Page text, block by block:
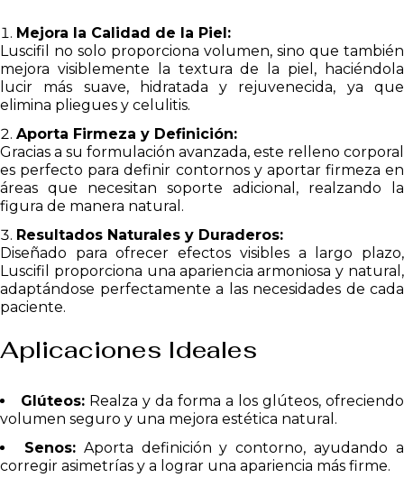
Mejora la Calidad de la Piel:
Luscifil no solo proporciona volumen, sino que también
mejora visiblemente la textura de la piel, haciéndola
lucir más suave, hidratada y rejuvenecida, ya que
elimina pliegues y celulitis.
Aporta Firmeza y Definición:
Gracias a su formulación avanzada, este relleno corporal
es perfecto para definir contornos y aportar firmeza en
áreas que necesitan soporte adicional, realzando la
figura de manera natural.
Resultados Naturales y Duraderos:
Diseñado para ofrecer efectos visibles a largo plazo,
Luscifil proporciona una apariencia armoniosa y natural,
adaptándose perfectamente a las necesidades de cada
paciente.
Aplicaciones Ideales
Glúteos: Realza y da forma a los glúteos, ofreciendo
volumen seguro y una mejora estética natural.
Senos:Aporta definición y contorno, ayudando a
corregir asimetrías y a lograr una apariencia más firme.